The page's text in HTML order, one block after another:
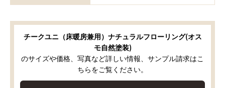
チークユニ（床暖房兼用）ナチュラルフローリング(オス
モ自然塗装)
のサイズや価格、写真など詳しい情報、サンプル請求はこ
ちらをご覧ください。